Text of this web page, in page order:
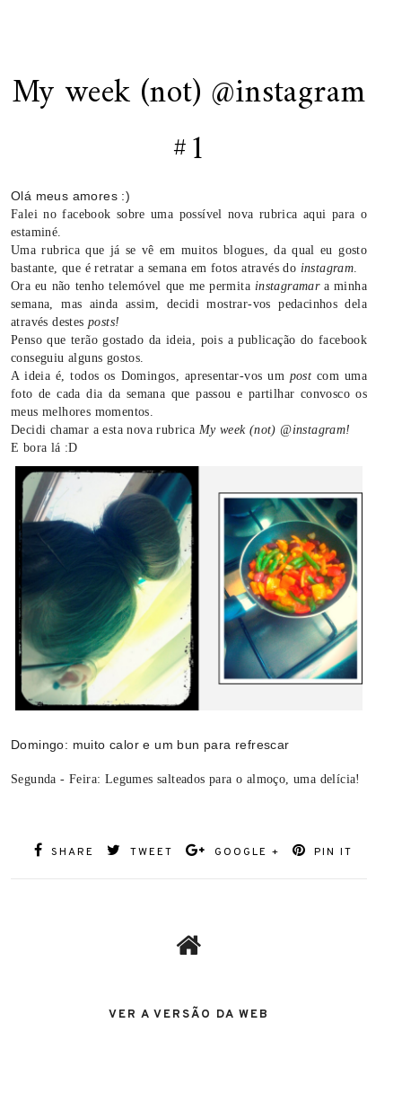
My week (not) @instagram
#1
Olá meus amores :)
Falei no facebook sobre uma possível nova rubrica aqui para o
estaminé.
Uma rubrica que já se vê em muitos blogues, da qual eu gosto
bastante, que é retratar a semana em fotos através do instagram
Ora eu não tenho telemóvel que me permita instagramar a minha
semana, mas ainda assim, decidi mostrar-vos pedacinhos dela
através destesposts!
Penso que terão gostado da ideia, pois a publicação do facebook
conseguiu alguns gostos.
A ideia é, todos os Domingos, apresentar-vos um post com uma
foto de cada dia da semana que passou e partilhar convosco os
meus melhores momentos.
Decidi chamar a esta nova rubrica My week (not) @instagram!
E bora lá :D
Domingo: muito calor e um bun para refrescar
Segunda - Feira: Legumes salteados para o almoço, uma delícia!
SHARE TWEET GOOGLE + PIN IT
VER A VERSÃO DA WEB